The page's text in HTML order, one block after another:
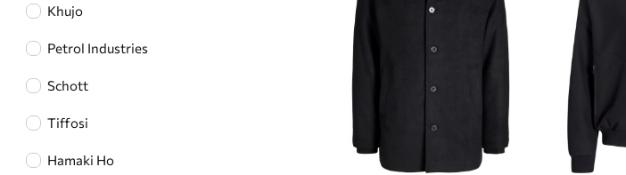
Khujo
Petrol Industries
Schott
Tiffosi
Hamaki Ho